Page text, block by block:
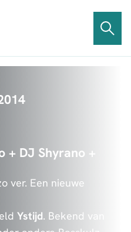
+ DJ Shyrano +
ver. Een nieuwe
Ystijd. Bekend van